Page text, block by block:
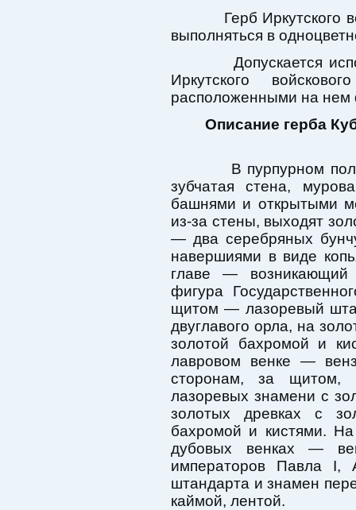
Герб Иркутского
выполняться в
Допускается
Иркутского
расположенными на нем
Описание герба
В пурпурном поле,
зубчатая стена,
башнями и открытыми
из-за стены, выходят
— два серебряных
навершиями в виде
главе — возникающий
фигура
щитом — лазоревый
двуглавого орла, на
золотой бахромой и
лавровом венке —
сторонам, за щитом,
лазоревых знамени с
золотых древках с
бахромой и кистями.
дубовых венках —
императоров Павла I,
штандарта и знамен
каймой, лентой.